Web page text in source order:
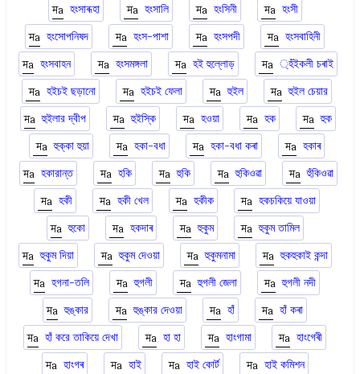
হংসাৰূহা
হংসালি হংসিনী
হংসী
হংসোপনিষদ
হংস-পাশা হংসপদী
হংসবাহিনী
হংসবাহন
হংসমঙ্গলা হই হুল্লোড়
্হঁইকলী চৰাই
হইচই ছড়ানো
হইচই ফেলা হুইল
হুইল চেয়ার
হুইলার দ্বীপ
হুইস্কি হওয়া হক
হুক
হুক্কা হুয়া
হকা-বধা হকা-বধা কৰা
হকাৰ
হকারান্ত
হকি হুকি হুকিওৱা
হুঁকিওৱা
হকী
হকী খেল হকীক
হকচকিয়ে যাওয়া
হুকো
হকদাৰ হুকুম
হুকুম তামিল
হুকুম দিয়া
হুকুম দেওয়া হুকুমনামা
হুকহুকাই কন্দা
হগনা-তলি
হুগলী হুগলী জেলা
হুগলী নদী
হুঙ্কার
হুঙ্কার দেওয়া হাঁ
হাঁ কৰা
হাঁ করে তাকিয়ে দেখা
হা হা হাংগামা
হাংগেৰী
হাংগৰ
হাই হাই কোর্ট
হাই কমিশন